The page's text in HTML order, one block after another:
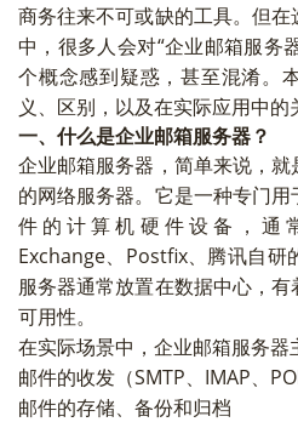
商务往来不可或缺的工具。但
中，很多人会对“企业邮箱服务
个概念感到疑惑，甚至混淆。
义、区别，以及在实际应用中的
一、什么是企业邮箱服务器？
企业邮箱服务器，简单来说，
的网络服务器。它是一种专门
件的计算机硬件设备，通
Exchange、Postfix、腾讯自研
服务器通常放置在数据中心，
可用性。
在实际场景中，企业邮箱服务器
邮件的收发（SMTP、IMAP、
邮件的存储、备份和归档